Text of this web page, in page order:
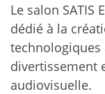
Le salon SATIS
dédié à la
technologiques
divertissement
audiovisuelle.